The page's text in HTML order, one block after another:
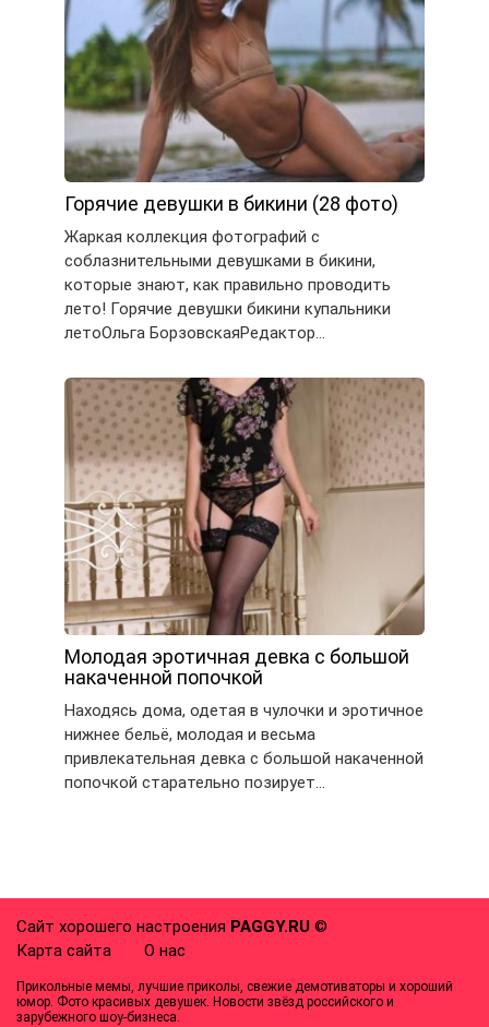
Горячие девушки в бикини (28 фото)
Жаркая коллекция фотографий с
соблазнительными девушками в бикини,
которые знают, как правильно проводить
лето! Горячие девушки бикини купальники
летоОльга БорзовскаяРедактор…
Молодая эротичная девка с большой
накаченной попочкой
Находясь дома, одетая в чулочки и эротичное
нижнее бельё, молодая и весьма
привлекательная девка с большой накаченной
попочкой старательно позирует…
Сайт хорошего настроения PAGGY.RU ©
Карта сайта
О нас
Прикольные мемы, лучшие приколы, свежие демотиваторы и хороший
юмор. Фото красивых девушек. Новости звёзд российского и
зарубежного шоу-бизнеса.